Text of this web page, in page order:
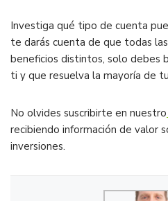
Investiga qué tipo de cuenta
te darás cuenta de que todas
beneficios distintos, solo debes
ti y que resuelva la mayoría de
No olvides suscribirte en nuestro
recibiendo información de valor
inversiones.